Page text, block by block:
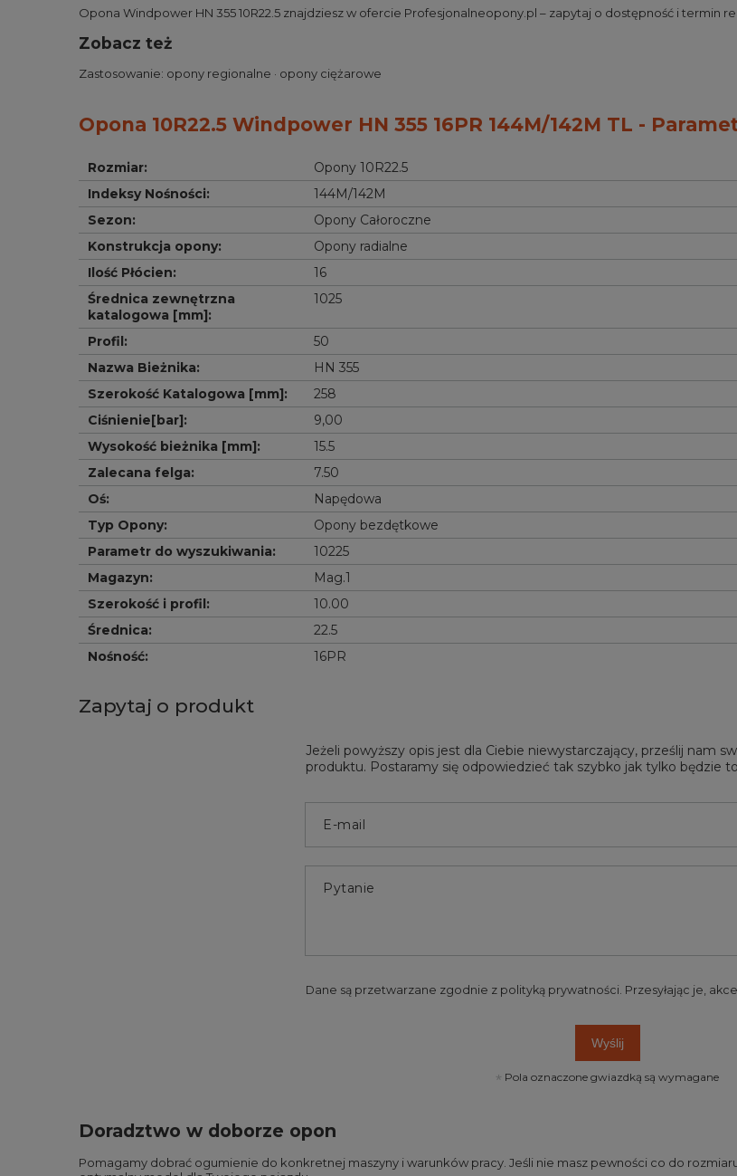
Opona Windpower HN 355 10R22.5 znajdziesz w ofercie Profesjonalneopony.pl – zapytaj o dostępność i termin
Zobacz też
Zastosowanie: opony regionalne · opony ciężarowe
Opona 10R22.5 Windpower HN 355 16PR 144M/142M TL -
Rozmiar:
Opony 10R22.5
Indeksy Nośności:
144M/142M
Sezon:
Opony Całoroczne
Konstrukcja opony:
Opony radialne
Ilość Płócien:
16
Średnica zewnętrzna
katalogowa [mm]:
1025
Profil:
50
Nazwa Bieżnika:
HN 355
Szerokość Katalogowa [mm]:
258
Ciśnienie[bar]:
9,00
Wysokość bieżnika [mm]:
15.5
Zalecana felga:
7.50
Oś:
Napędowa
Typ Opony:
Opony bezdętkowe
Parametr do wyszukiwania:
10225
Magazyn:
Mag.1
Szerokość i profil:
10.00
Średnica:
22.5
Nośność: 16PR
Zapytaj o produkt
Jeżeli powyższy opis jest dla Ciebie niewystarczający, prześlij nam
produktu. Postaramy się odpowiedzieć tak szybko jak tylko będzie
E-mail
Pytanie
Dane są przetwarzane zgodnie z polityką prywatności. Przesyłając je,
Wyślij
Pola oznaczone gwiazdką są wymagane
Doradztwo w doborze opon
Pomagamy dobrać ogumienie do konkretnej maszyny i warunków pracy. Jeśli nie masz pewności co do